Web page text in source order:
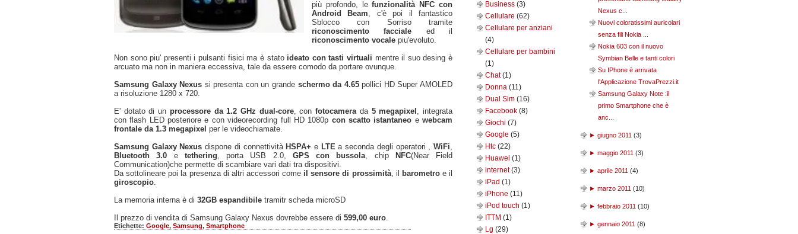
più profondo, lefunzionalità NFC con
Android Beam , c'è poi il fantastico
Sblocco con Sorriso tramite
riconoscimento facciale ed il
riconoscimento vocale piu'evoluto.
Non sono piu' presenti i pulsanti fisici ma è stato ideato con tasti virtuali mentre il suo desing è
arcuato ma non in maniera eccessiva, tale da essere comodo da portare ovunque.
Samsung Galaxy Nexus si presenta con un grande schermo da 4.65pollici HD Super AMOLED
a risoluzione 1280 x 720.
E' dotato di un processore da 1.2 GHz dual-core, confotocamera da 5 megapixel , integrata
con flash LED posteriore e con videorecording full HD 1080p con scatto istantaneo ewebcam
frontale da 1.3 megapixel per le videochiamate.
Samsung Galaxy Nexusdispone di connettivitàHSPA+ e LTEa seconda degli operatori , WiFi
Bluetooth 3.0 e tethering , porta USB 2.0, GPS con bussola , chip NFC(Near Field
Communication)che permette di scambiare vari dati tra dispositivi.
Da sottolineare poi la presenza di altri accessori come il sensore di prossimità, il barometro e il
giroscopio
La memoria interna è di 32GB espandibile tramitr scheda microSD
Il prezzo di vendita di Samsung Galaxy Nexus dovrebbe essere di 599,00 euro
Etichette: Google, Samsung, Smartphone
Business (3)
Cellulare (62)
Cellulare per anziani
(4)
Cellulare per bambini
(1)
Chat(1)
Donna (11)
Dual Sim (16)
Facebook (8)
Giochi (7)
Google (5)
Htc (22)
Huawei (1)
internet(3)
iPad (1)
iPhone (11)
iPod touch (1)
ITTM (1)
Lg (29)
Nexus c...
Nuovi coloratissimi auricolari
senza fili Nokia ...
Nokia 603 con il nuovo
Symbian Belle e tanti colori
Su IPhone è arrivata
l'Applicazione TrovaPrezzi.it
Samsung Galaxy Note :il
primo Smartphone che è
anc...
► giugno 2011 (3)
► maggio 2011 (3)
► aprile 2011 (4)
► marzo 2011 (10)
► febbraio 2011 (10)
► gennaio 2011 (8)